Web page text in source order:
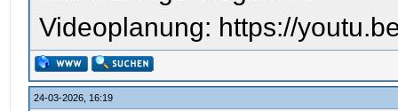
Videoplanung: https://
24-03-2026, 16:19